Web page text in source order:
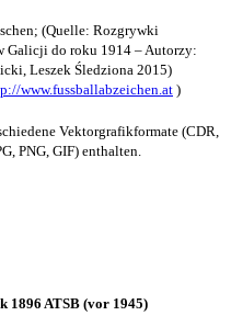
(Quelle: Rozgrywki
Galicji do roku 1914 – Autorzy:
Leszek Śledziona 2015)
www.fussballabzeichen.at )
Vektorgrafikformate (CDR,
PNG, GIF) enthalten.
1896 ATSB (vor 1945)